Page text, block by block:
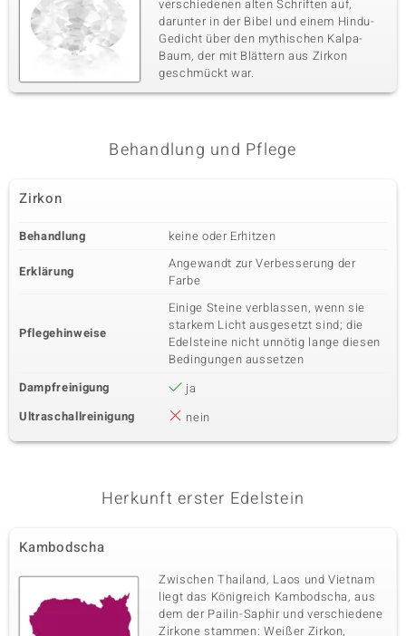
verschiedenen alten Schriften auf,
darunter in der Bibel und einem Hindu-
Gedicht über den mythischen Kalpa-
Baum, der mit Blättern aus Zirkon
geschmückt war.
Behandlung und Pflege
Zirkon
Behandlung keine oder Erhitzen
Erklärung
Angewandt zur Verbesserung der
Farbe
Pflegehinweise
Einige Steine verblassen, wenn sie
starkem Licht ausgesetzt sind; die
Edelsteine nicht unnötig lange diesen
Bedingungen aussetzen
Dampfreinigung
ja
Ultraschallreinigung
nein
Herkunft erster Edelstein
Kambodscha
Zwischen Thailand, Laos und Vietnam
liegt das Königreich Kambodscha, aus
dem der Pailin-Saphir und verschiedene
Zirkone stammen: Weißer Zirkon,